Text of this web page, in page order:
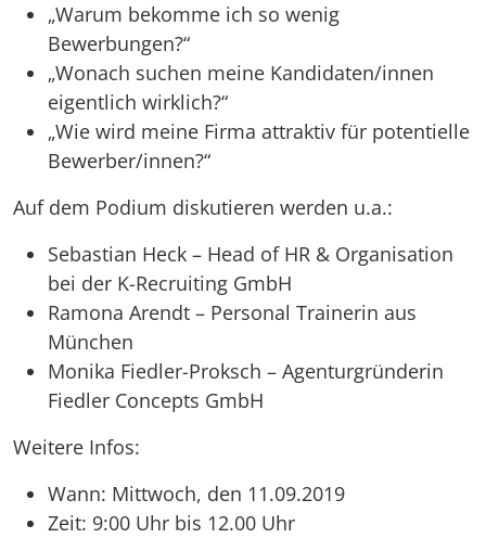
„Warum bekomme ich so wenig
Bewerbungen?“
„Wonach suchen meine Kandidaten/innen
eigentlich wirklich?“
„Wie wird meine Firma attraktiv für potentielle
Bewerber/innen?“
Auf dem Podium diskutieren werden u.a.:
Sebastian Heck – Head of HR & Organisation
bei der K-Recruiting GmbH
Ramona Arendt – Personal Trainerin aus
München
Monika Fiedler-Proksch – Agenturgründerin
Fiedler Concepts GmbH
Weitere Infos:
Wann: Mittwoch, den 11.09.2019
Zeit: 9:00 Uhr bis 12.00 Uhr